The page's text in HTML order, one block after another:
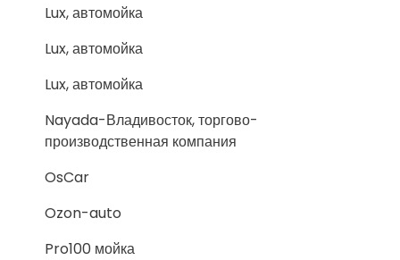
Lux, автомойка
Lux, автомойка
Lux, автомойка
Nayada-Владивосток, торгово-
производственная компания
OsCar
Ozon-auto
Pro100 мойка